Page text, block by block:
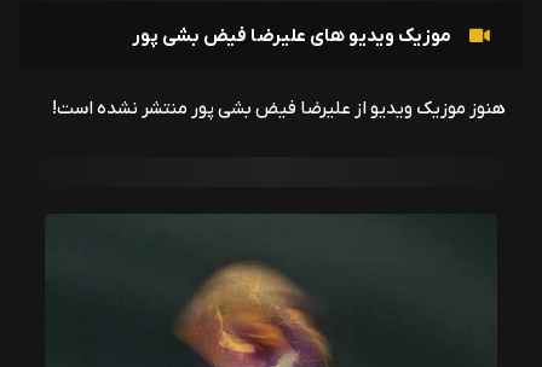
موزیک ویدیو های علیرضا فیض بشی پور
هنوز موزیک ویدیو از علیرضا فیض بشی پور منتشر نشده است!